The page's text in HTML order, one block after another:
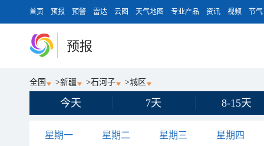
首页 预报 预警 雷达 云图 天气地图 专业产品 资讯 视频 节气
预报
全国 >新疆 >石河子 >城区
今天 7天 8-15天
星期一 星期二 星期三 星期四